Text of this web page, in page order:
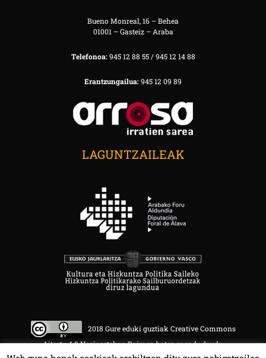
Bueno Monreal, 16 – Behea
01001 – Gasteiz – Araba
Telefonoa:945 12 88 55 / 945 12 14 88
Erantzungailua:945 12 09 89
LAGUNTZAILEAK
2018 Gure eduki guztiak Creative Commons
Aitortu 4.0 Nazioartekoa Baimen baten mende daude.